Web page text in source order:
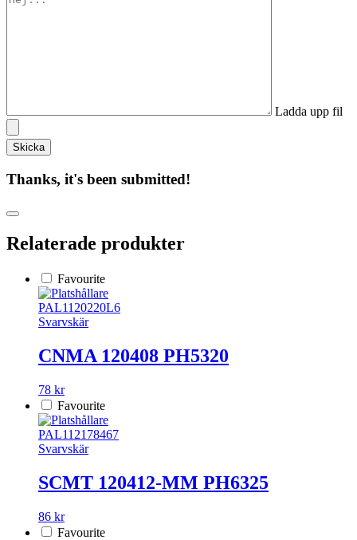
Ladda upp fil
Thanks, it's been submitted!
Relaterade produkter
Favourite
PAL1120220L6
Svarvskär
CNMA 120408 PH5320
78 kr
Favourite
PAL112178467
Svarvskär
SCMT 120412-MM PH6325
86 kr
Favourite